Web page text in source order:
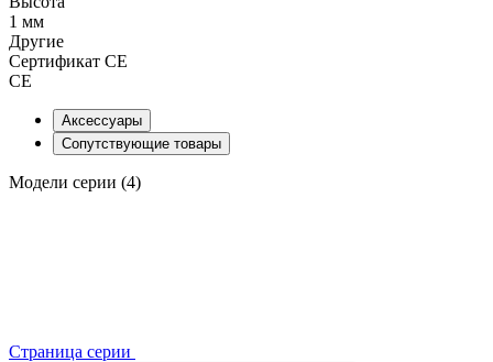
1 мм
Другие
Сертификат CE
CE
Аксессуары
Сопутствующие товары
Модели серии (4)
Страница серии